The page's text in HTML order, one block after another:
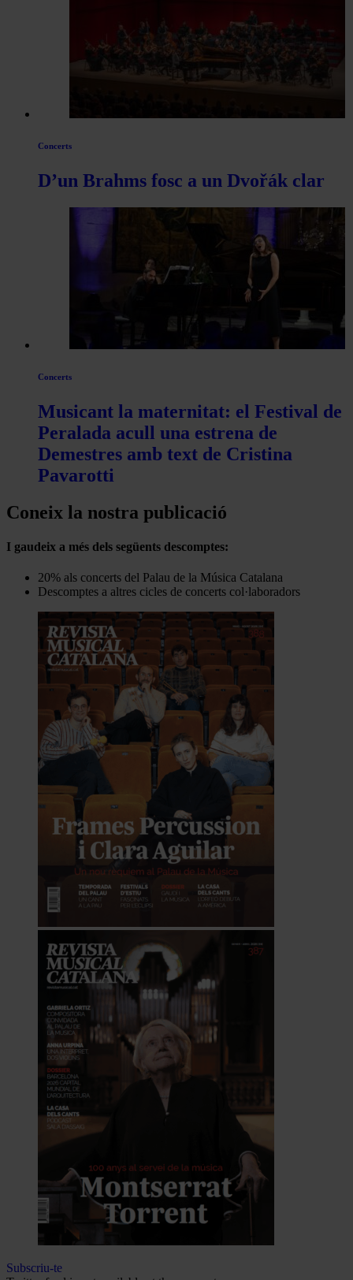
Concerts
D’un Brahms fosc a un Dvořák clar
Concerts
Musicant la maternitat: el Festival de
Peralada acull una estrena de
Demestres amb text de Cristina
Pavarotti
Coneix la nostra publicació
I gaudeix a més dels següents descomptes:
20% als concerts del Palau de la Música Catalana
Descomptes a altres cicles de concerts col·laboradors
Subscriu-te